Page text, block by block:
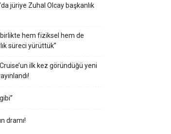
jüriye Zuhal Olcay başkanlık
birlikte hem fiziksel hem de
süreci yürüttük”
Cruise’un ilk kez göründüğü yeni
dramı!